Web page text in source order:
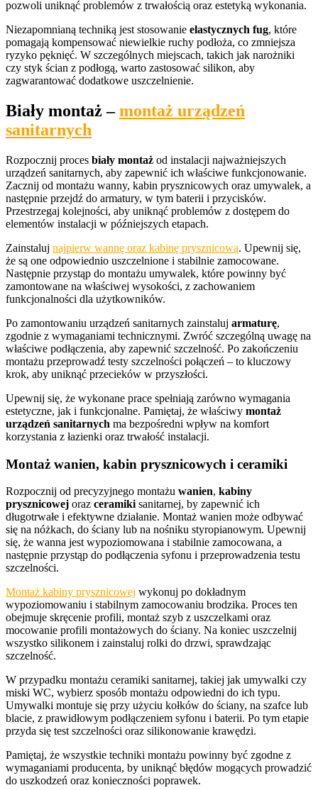
pozwoli uniknąć problemów z trwałością oraz estetyką wykonania.
Niezapomnianą techniką jest stosowanie elastycznych fug, które
pomagają kompensować niewielkie ruchy podłoża, co zmniejsza
ryzyko pęknięć. W szczególnych miejscach, takich jak narożniki
czy styk ścian z podłogą, warto zastosować silikon, aby
zagwarantować dodatkowe uszczelnienie.
Biały montaż –montaż urządzeń
sanitarnych
Rozpocznij proces biały montaż od instalacji najważniejszych
urządzeń sanitarnych, aby zapewnić ich właściwe funkcjonowanie.
Zacznij od montażu wanny, kabin prysznicowych oraz umywalek, a
następnie przejdź do armatury, w tym baterii i przycisków.
Przestrzegaj kolejności, aby uniknąć problemów z dostępem do
elementów instalacji w późniejszych etapach.
Zainstaluj najpierw wannę oraz kabinę prysznicową. Upewnij się,
że są one odpowiednio uszczelnione i stabilnie zamocowane.
Następnie przystąp do montażu umywalek, które powinny być
zamontowane na właściwej wysokości, z zachowaniem
funkcjonalności dla użytkowników.
Po zamontowaniu urządzeń sanitarnych zainstaluj armaturę,
zgodnie z wymaganiami technicznymi. Zwróć szczególną uwagę na
właściwe podłączenia, aby zapewnić szczelność. Po zakończeniu
montażu przeprowadź testy szczelności połączeń – to kluczowy
krok, aby uniknąć przecieków w przyszłości.
Upewnij się, że wykonane prace spełniają zarówno wymagania
estetyczne, jak i funkcjonalne. Pamiętaj, że właściwy montaż
urządzeń sanitarnych ma bezpośredni wpływ na komfort
korzystania z łazienki oraz trwałość instalacji.
Montaż wanien, kabin prysznicowych i ceramiki
Rozpocznij od precyzyjnego montażu wanien, kabiny
prysznicowej oraz ceramiki sanitarnej, by zapewnić ich
długotrwałe i efektywne działanie. Montaż wanien może odbywać
się na nóżkach, do ściany lub na nośniku styropianowym. Upewnij
się, że wanna jest wypoziomowana i stabilnie zamocowana, a
następnie przystąp do podłączenia syfonu i przeprowadzenia testu
szczelności.
Montaż kabiny prysznicowej wykonuj po dokładnym
wypoziomowaniu i stabilnym zamocowaniu brodzika. Proces ten
obejmuje skręcenie profili, montaż szyb z uszczelkami oraz
mocowanie profili montażowych do ściany. Na koniec uszczelnij
wszystko silikonem i zainstaluj rolki do drzwi, sprawdzając
szczelność.
W przypadku montażu ceramiki sanitarnej, takiej jak umywalki czy
miski WC, wybierz sposób montażu odpowiedni do ich typu.
Umywalki montuje się przy użyciu kołków do ściany, na szafce lub
blacie, z prawidłowym podłączeniem syfonu i baterii. Po tym etapie
przyda się test szczelności oraz silikonowanie krawędzi.
Pamiętaj, że wszystkie techniki montażu powinny być zgodne z
wymaganiami producenta, by uniknąć błędów mogących prowadzić
do uszkodzeń oraz konieczności poprawek.